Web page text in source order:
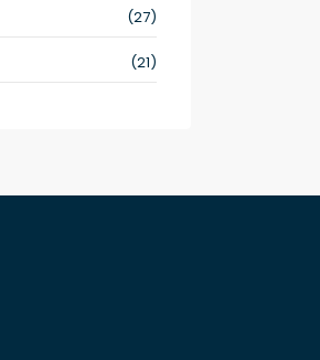
(27)
(21)